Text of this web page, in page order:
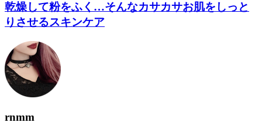
乾燥して粉をふく…そんなカサカサお肌をしっと
りさせるスキンケア
rnmm